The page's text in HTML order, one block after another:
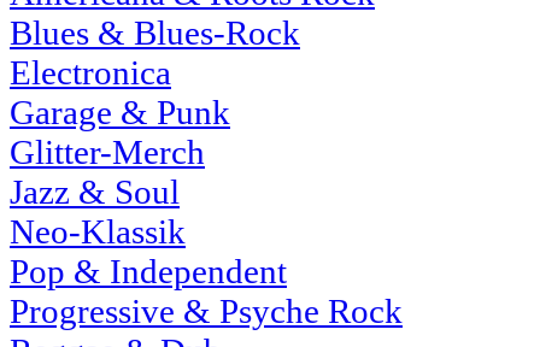
Blues & Blues-Rock
Electronica
Garage & Punk
Glitter-Merch
Jazz & Soul
Neo-Klassik
Pop & Independent
Progressive & Psyche Rock